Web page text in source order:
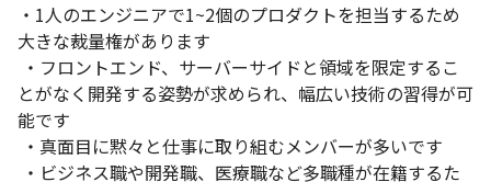
・1人のエンジニアで1~2個のプロダクトを担当するため
大きな裁量権があります
とがなく開発する姿勢が求められ、幅広い技術の習得が可
能です